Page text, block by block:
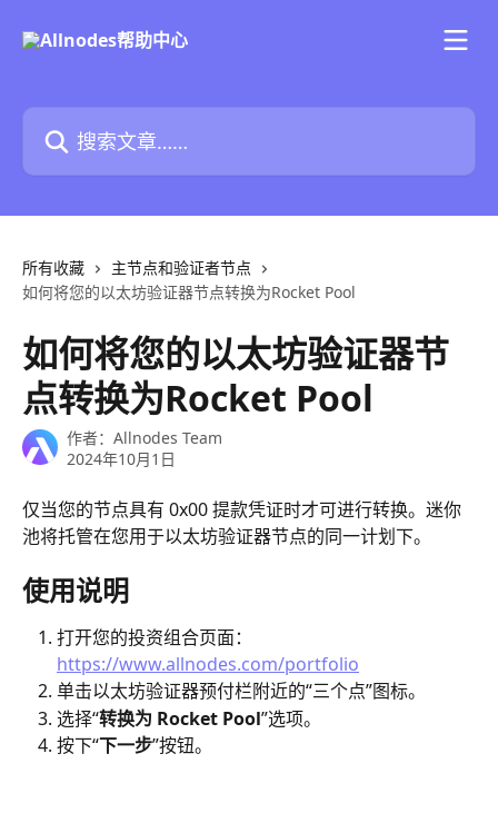
搜索文章……
所有收藏
主节点和验证者节点
如何将您的以太坊验证器节点转换为Rocket Pool
如何将您的以太坊验证器节
点转换为Rocket Pool
作者： Allnodes Team
2024年10月1日
仅当您的节点具有 0x00 提款凭证时才可进行转换。迷你
池将托管在您用于以太坊验证器节点的同一计划下。
使用说明
打开您的投资组合页面：
https://www.allnodes.com/portfolio
单击以太坊验证器预付栏附近的“三个点”图标。
选择“转换为 Rocket Pool”选项。
按下“下一步”按钮。